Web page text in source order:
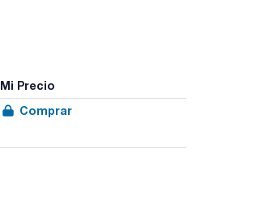
Mi Precio
Comprar